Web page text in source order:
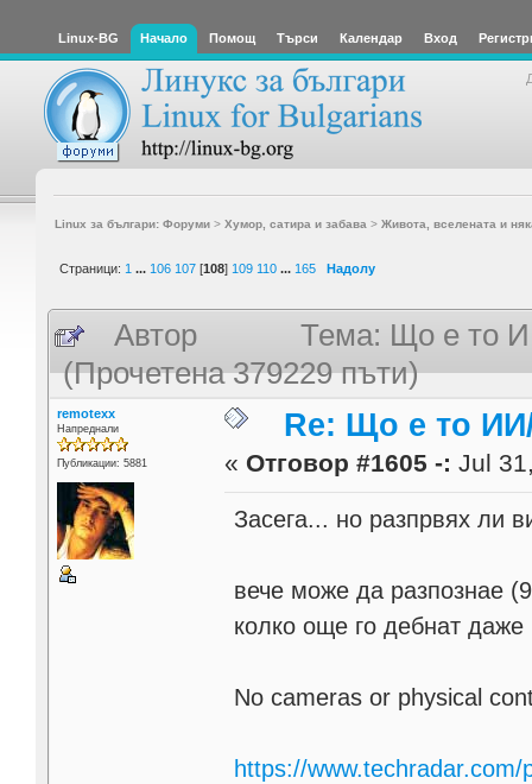
Linux-BG Начало Помощ Търси Календар Вход
Linux за българи: Форуми> Хумор, сатира и забава > Живота, вселената и
Страници: 1 ... 106 107 [108] 109 110 ... 165 Надолу
Автор
Тема: Що е то
(Прочетена 379229 пъти)
remotexx
Напреднали
Публикации: 5881
Re: Що е то
« Отговор #1605 -: Jul
Засега... но разпрвях ли
вече може да разпознае
колко още го дебнат
No cameras or physical
https://